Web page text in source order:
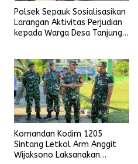
Polsek Sepauk Sosialisasikan
Larangan Aktivitas Perjudian
kepada Warga Desa Tanjung
Komandan Kodim 1205
Sintang Letkol Arm Anggit
Wijaksono Laksanakan